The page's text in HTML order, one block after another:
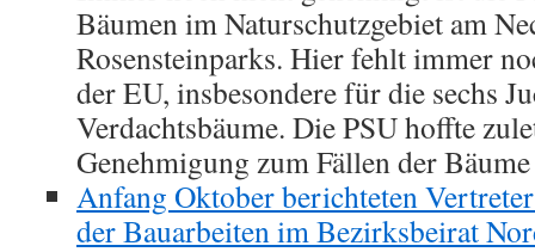
Bäumen im Naturschutzgebiet am
Rosensteinparks. Hier fehlt immer
der EU, insbesondere für die sechs
Verdachtsbäume. Die PSU hoffte
Genehmigung zum Fällen der
Anfang Oktober berichteten
der Bauarbeiten im Bezirksbeirat